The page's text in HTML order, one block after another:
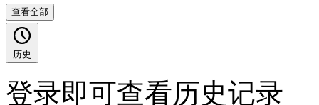
查看全部
历史
登录即可查看历史记录